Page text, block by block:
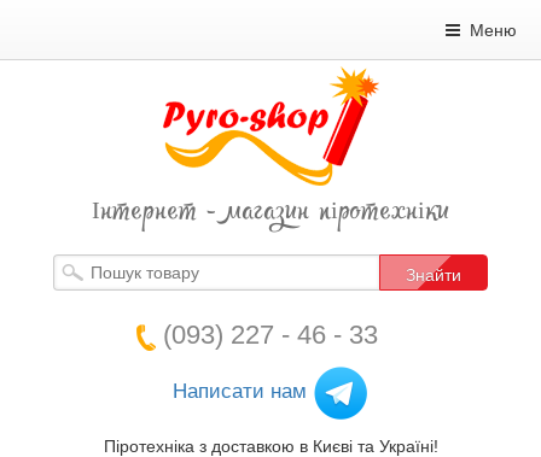
Меню
Інтернет - магазин піротехніки
Знайти
(093) 227 - 46 - 33
Написати нам
Піротехніка з доставкою в Києві та Україні!